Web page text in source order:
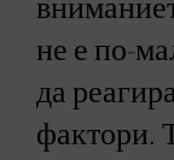
не е по-
да
фактори.